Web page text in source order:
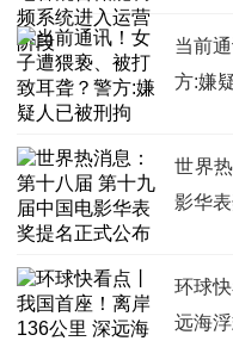
当前
方:嫌
世界
影华
环球
远海